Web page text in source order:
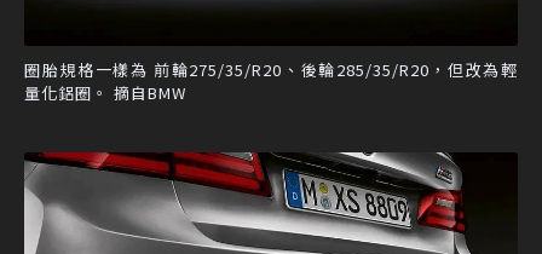
圈胎規格一樣為 前輪275/35/R20、後輪285/35/R20，但改為輕
量化鋁圈。 摘自BMW